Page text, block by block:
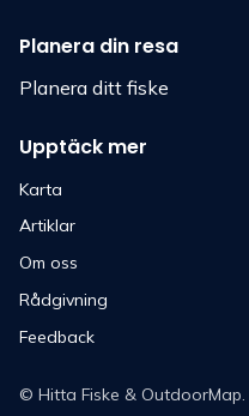
Planera din resa
Planera ditt fiske
Upptäck mer
Karta
Artiklar
Om oss
Rådgivning
Feedback
© Hitta Fiske & OutdoorMap.